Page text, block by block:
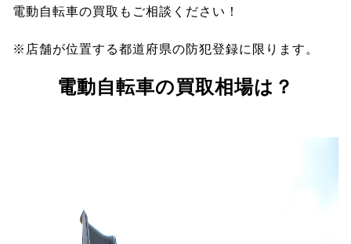
電動自転車の買取もご相談ください！
※店舗が位置する都道府県の防犯登録に限ります。
電動自転車の買取相場は？